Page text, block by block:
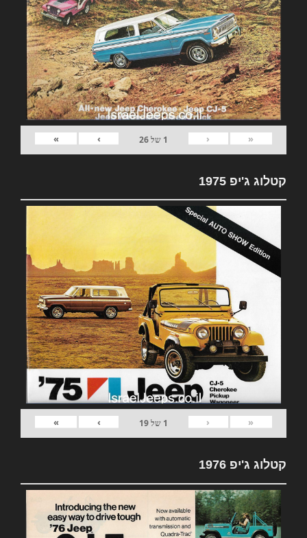
«
‹
1 של26
›
»
קטלוג ג'יפ 1975
«
‹
1 של19
›
»
קטלוג ג'יפ 1976